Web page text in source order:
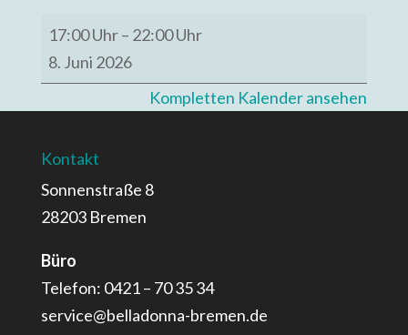
Belegt
17:00 Uhr– 22:00 Uhr
8. Juni 2026
Kompletten Kalender ansehen
Kontakt
Sonnenstraße 8
28203 Bremen
Büro
Telefon: 0421 – 70 35 34
service@belladonna-bremen.de